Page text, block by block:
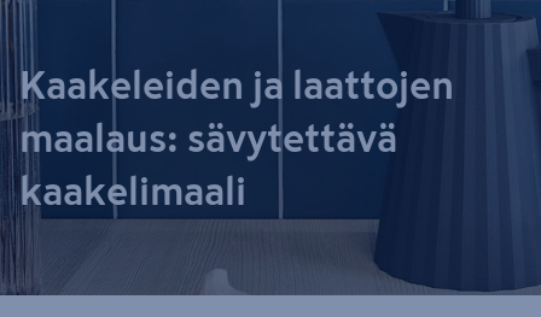
Kaakeleiden ja laattojen
maalaus: sävytettävä
kaakelimaali